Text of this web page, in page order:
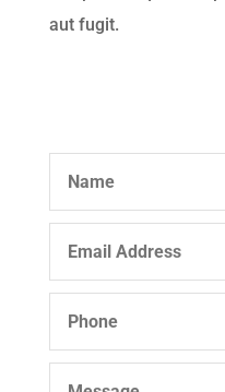
aut fugit.